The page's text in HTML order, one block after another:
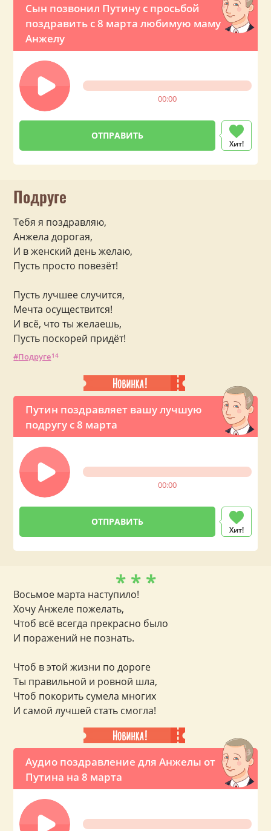
Сын позвонил Путину с просьбой
поздравить с 8 марта любимую маму
Анжелу
00:00
Хит!
Путин поздравляет вашу лучшую
подругу с 8 марта
00:00
Хит!
Подруге
Тебя я поздравляю,
Анжела дорогая,
И в женский день желаю,
Пусть просто повезёт!
Пусть лучшее случится,
Мечта осуществится!
И всё, что ты желаешь,
Пусть поскорей придёт!
Подруге14
Аудио поздравление для Анжелы от
Путина на 8 марта
* * *
Восьмое марта наступило!
Хочу Анжеле пожелать,
Чтоб всё всегда прекрасно было
И поражений не познать.
Чтоб в этой жизни по дороге
Ты правильной и ровной шла,
Чтоб покорить сумела многих
И самой лучшей стать смогла!